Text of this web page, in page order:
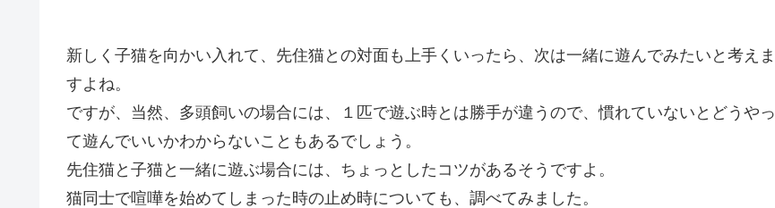
新しく子猫を向かい入れて、先住猫との対面も上手くいったら、次は一緒に遊んでみたいと考えま
すよね。
ですが、当然、多頭飼いの場合には、１匹で遊ぶ時とは勝手が違うので、慣れていないとどうやっ
て遊んでいいかわからないこともあるでしょう。
先住猫と子猫と一緒に遊ぶ場合には、ちょっとしたコツがあるそうですよ。
猫同士で喧嘩を始めてしまった時の止め時についても、調べてみました。